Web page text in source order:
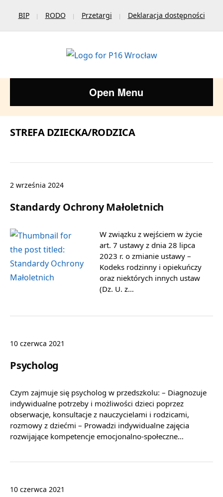
BIP RODO Przetargi Deklaracja dostępności
Open Menu
STREFA DZIECKA/RODZICA
2 września 2024
Standardy Ochrony Małoletnich
W związku z wejściem w życie
art. 7 ustawy z dnia 28 lipca
2023 r. o zmianie ustawy –
Kodeks rodzinny i opiekuńczy
oraz niektórych innych ustaw
(Dz. U. z…
10 czerwca 2021
Psycholog
Czym zajmuje się psycholog w przedszkolu: – Diagnozuje
indywidualne potrzeby i możliwości dzieci poprzez
obserwacje, konsultacje z nauczycielami i rodzicami,
rozmowy z dziećmi – Prowadzi indywidualne zajęcia
rozwijające kompetencje emocjonalno-społeczne…
10 czerwca 2021